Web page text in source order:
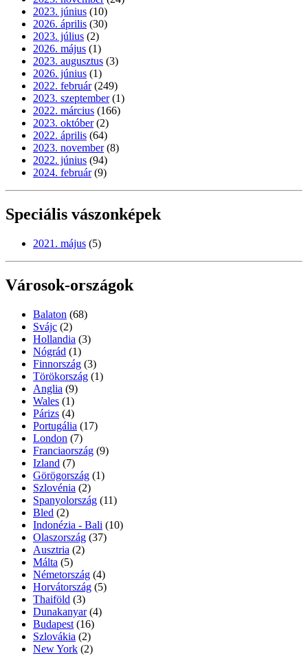
2023. június (10)
2026. április (30)
2023. július (2)
2026. május (1)
2023. augusztus (3)
2026. június (1)
2022. február (249)
2023. szeptember (1)
2022. március (166)
2023. október (2)
2022. április (64)
2023. november (8)
2022. június (94)
2024. február (9)
Speciális vászonképek
2021. május (5)
Városok-országok
Balaton (68)
Svájc (2)
Hollandia (3)
Nógrád (1)
Finnország (3)
Törökország (1)
Anglia (9)
Wales (1)
Párizs (4)
Portugália (17)
London (7)
Franciaország (9)
Izland (7)
Görögország (1)
Szlovénia (2)
Spanyolország (11)
Bled (2)
Indonézia - Bali (10)
Olaszország (37)
Ausztria (2)
Málta (5)
Németország (4)
Horvátország (5)
Thaiföld (3)
Dunakanyar (4)
Budapest (16)
Szlovákia (2)
New York (2)